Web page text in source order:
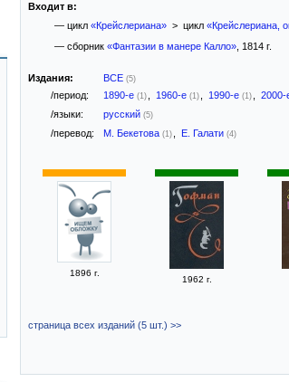
Входит в:
— цикл «Крейслериана»> цикл «Крейслериана,
— сборник «Фантазии в манере Калло», 1814 г.
Издания: ВСЕ (5)
/период: 1890-е (1) 1960-е (1) 1990-е (1) 2000-
/языки: русский (5)
/перевод: М. Бекетова (1) Е. Галати (4)
1896 г.
1962 г.
страница всех изданий (5 шт.) >>